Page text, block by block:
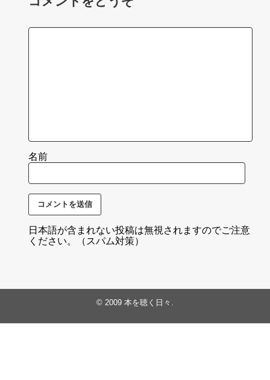
名前
日本語が含まれない投稿は無視されますのでご注意
ください。（スパム対策）
© 2009 本を聴く日々 .